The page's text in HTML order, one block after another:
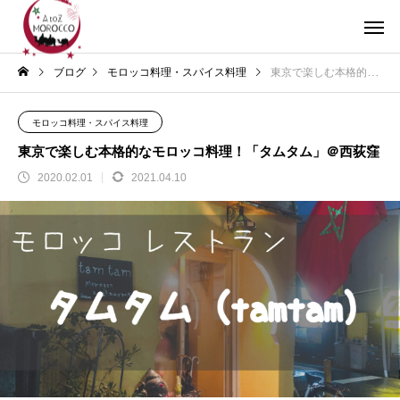
ブログ モロッコ料理・スパイス料理 東京で楽しむ本格的なモロッコ料理！「タムタム」＠西荻窪
モロッコ料理・スパイス料理
東京で楽しむ本格的なモロッコ料理！「タムタム」＠西荻窪
2020.02.01 2021.04.10